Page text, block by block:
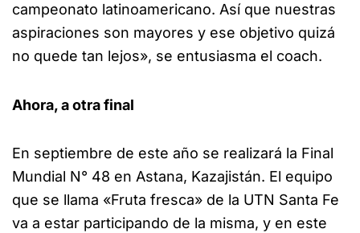
campeonato latinoamericano. Así que nuestras
aspiraciones son mayores y ese objetivo quizá
no quede tan lejos», se entusiasma el coach.
Ahora, a otra final
En septiembre de este año se realizará la Final
Mundial N° 48 en Astana, Kazajistán. El equipo
que se llama «Fruta fresca» de la UTN Santa Fe
va a estar participando de la misma, y en este